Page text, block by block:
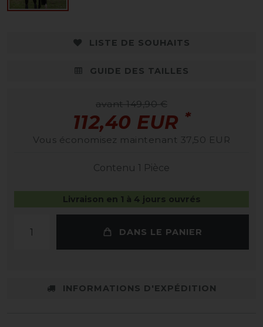
LISTE DE SOUHAITS
GUIDE DES TAILLES
avant 149,90 €
112,40 EUR *
Vous économisez maintenant 37,50 EUR
Contenu 1 Pièce
Livraison en 1 à 4 jours ouvrés
DANS LE PANIER
INFORMATIONS D'EXPÉDITION